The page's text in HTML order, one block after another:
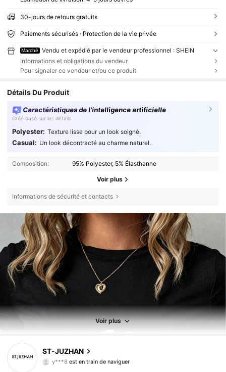
30-jours de retours gratuits
Paiements sécurisés · Protection de la vie privée
Marché
Vendu et expédié par le vendeur professionnel : SHEIN
Informations et obligations du vendeur
Pour signaler ce vendeur et/ou ce produit
Détails Du Produit
Caractéristiques de l'intelligence artificielle
Créé basé sur les détails
Polyester: Texture lisse pour un look soigné.
Casual: Un look décontracté au charme naturel.
Composition: 95% Polyester, 5% Élasthanne
Voir plus
Informations de sécurité et contacts
Voir plus
ST-JUZHAN
4,78
2.7K Suiveurs
y***8 est en train de naviguer